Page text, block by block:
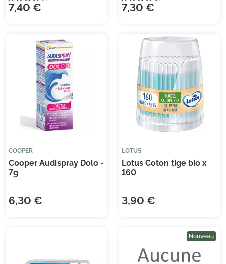
7,40 € 7,30 €
COOPER
Cooper Audispray Dolo -
7g
6,30 €
LOTUS
Lotus Coton tige bio x
160
3,90 €
Nouveau